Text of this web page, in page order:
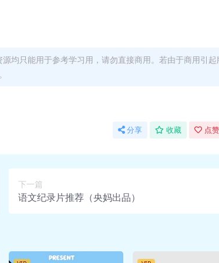
均只能用于参考学习用，请勿直接商用。若由于商用引起
分享 收藏 点
下一篇
语文纪录片推荐（央妈出品）